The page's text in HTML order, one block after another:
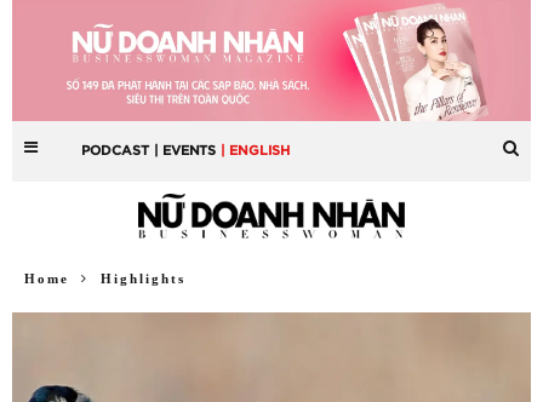
PODCAST | EVENTS | ENGLISH
Home Highlights